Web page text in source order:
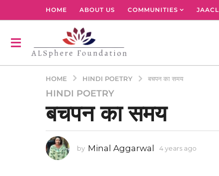
HOME ABOUT US COMMUNITIES JAACL
HOME HINDI POETRY बचपन का समय
4
y
e
r
s
HINDI POETRY
बचपन का समय
by Minal Aggarwal 4 years ago